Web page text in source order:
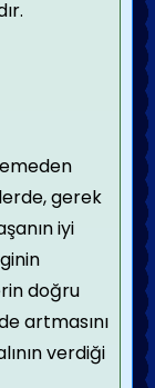
gerek
iyi
doğru
artmasını
verdiği